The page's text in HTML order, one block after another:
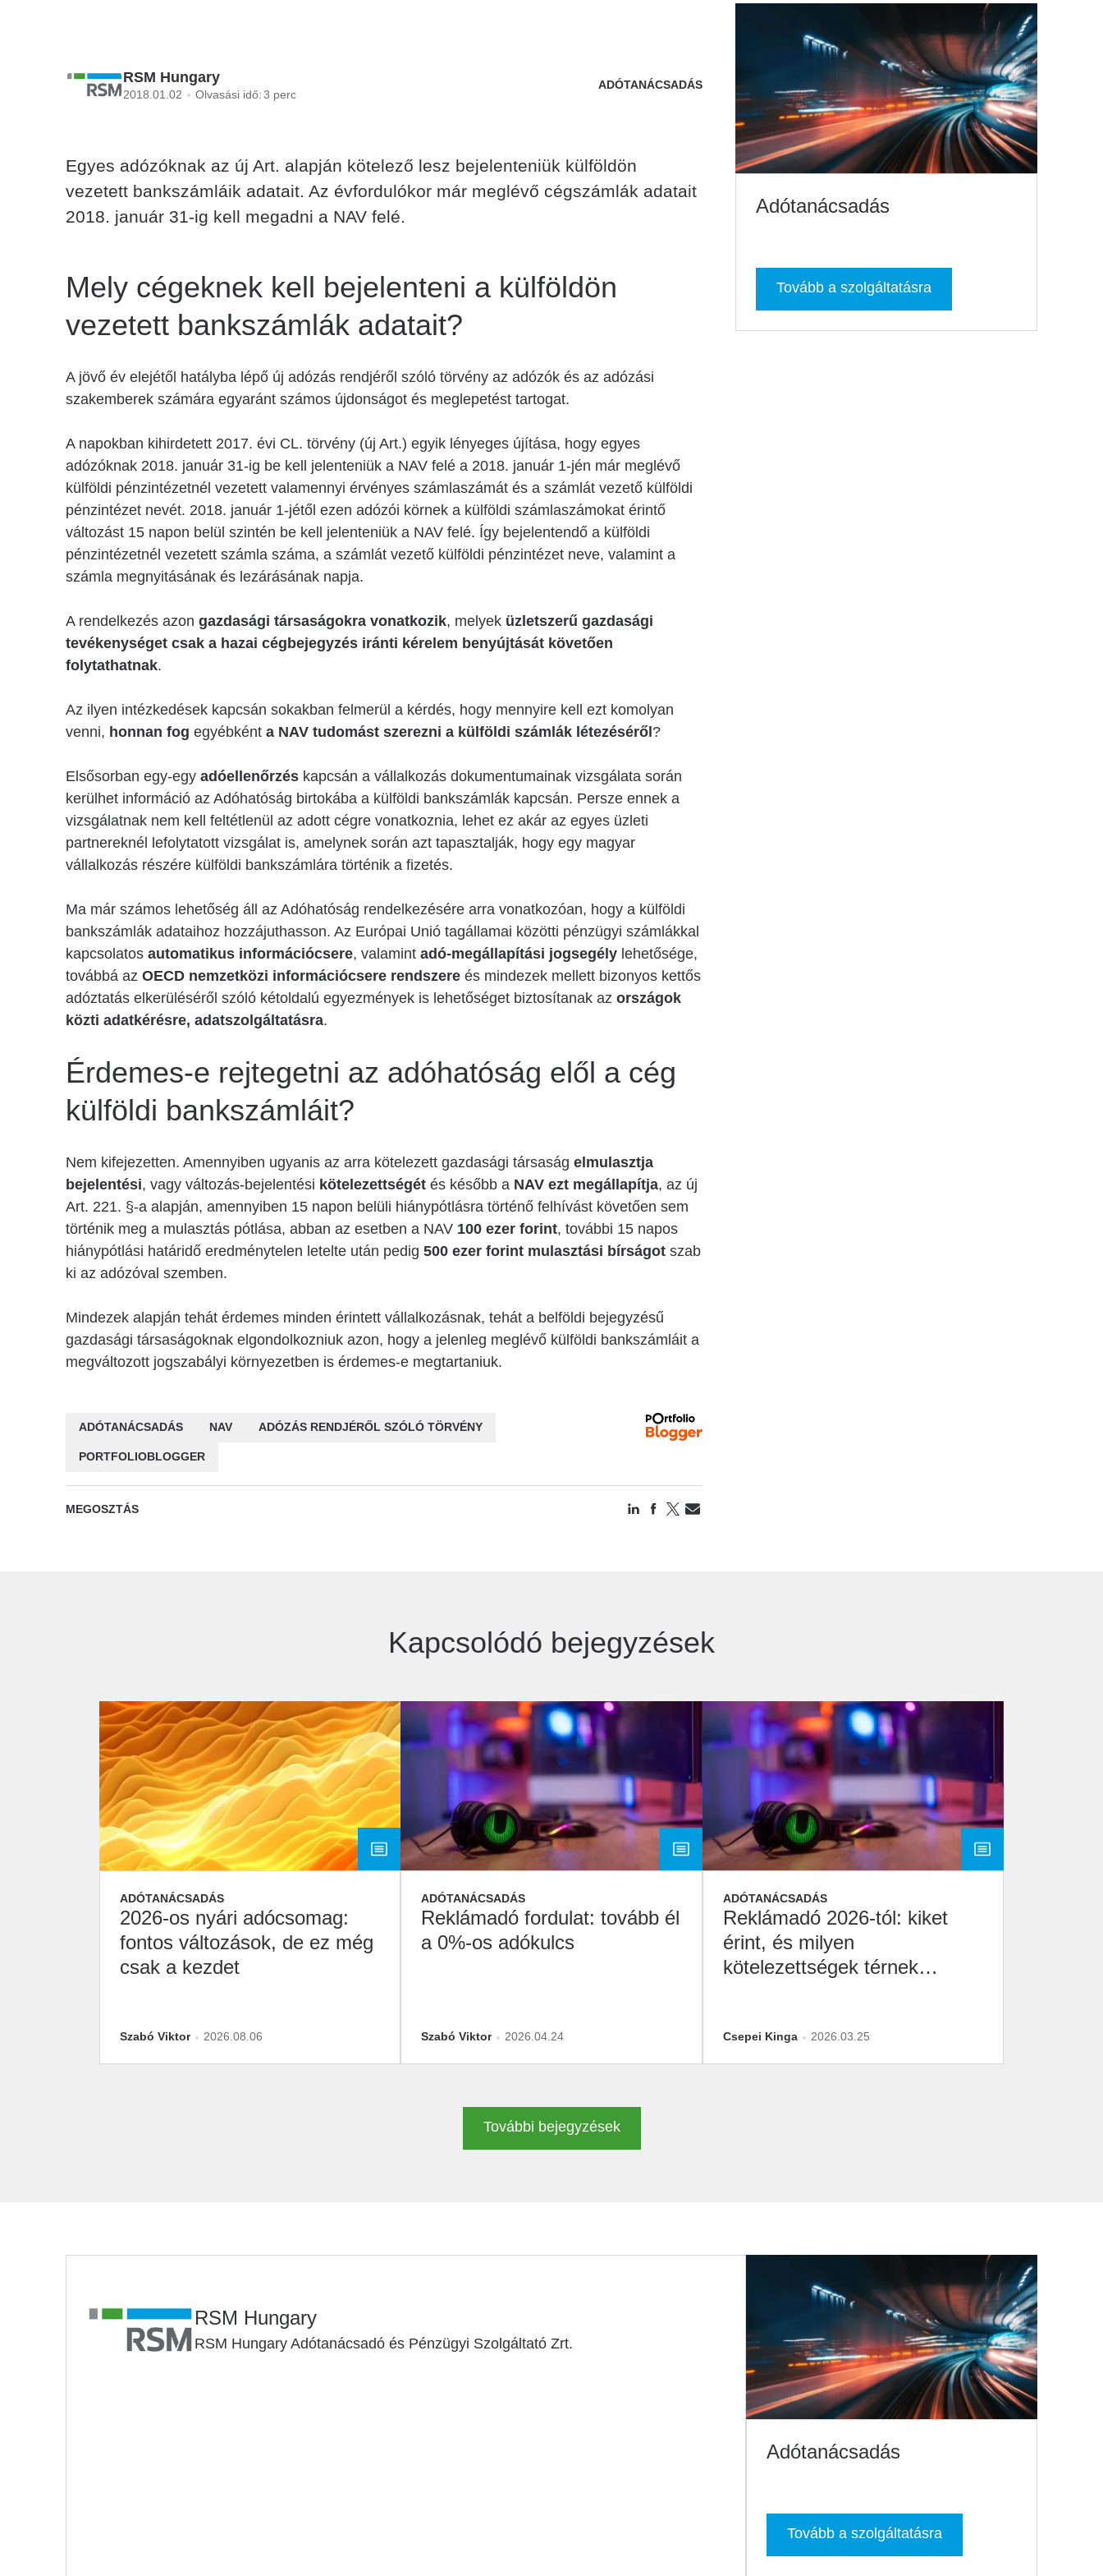
RSM Hungary
2018.01.02 Olvasási idő:3 perc
ADÓTANÁCSADÁS
Egyes adózóknak az új Art. alapján kötelező lesz bejelenteniük külföldön
vezetett bankszámláik adatait. Az évfordulókor már meglévő cégszámlák adatait
2018. január 31-ig kell megadni a NAV felé.
Mely cégeknek kell bejelenteni a külföldön
vezetett bankszámlák adatait?
A jövő év elejétől hatályba lépő új adózás rendjéről szóló törvény az adózók és az adózási
szakemberek számára egyaránt számos újdonságot és meglepetést tartogat.
A napokban kihirdetett 2017. évi CL. törvény (új Art.) egyik lényeges újítása, hogy egyes
adózóknak 2018. január 31-ig be kell jelenteniük a NAV felé a 2018. január 1-jén már meglévő
külföldi pénzintézetnél vezetett valamennyi érvényes számlaszámát és a számlát vezető külföldi
pénzintézet nevét. 2018. január 1-jétől ezen adózói körnek a külföldi számlaszámokat érintő
változást 15 napon belül szintén be kell jelenteniük a NAV felé. Így bejelentendő a külföldi
pénzintézetnél vezetett számla száma, a számlát vezető külföldi pénzintézet neve, valamint a
számla megnyitásának és lezárásának napja.
A rendelkezés azon gazdasági társaságokra vonatkozik, melyek üzletszerű gazdasági
tevékenységet csak a hazai cégbejegyzés iránti kérelem benyújtását követően
folytathatnak.
Az ilyen intézkedések kapcsán sokakban felmerül a kérdés, hogy mennyire kell ezt komolyan
venni, honnan fog egyébként a NAV tudomást szerezni a külföldi számlák létezéséről ?
Elsősorban egy-egy adóellenőrzés kapcsán a vállalkozás dokumentumainak vizsgálata során
kerülhet információ az Adóhatóság birtokába a külföldi bankszámlák kapcsán. Persze ennek a
vizsgálatnak nem kell feltétlenül az adott cégre vonatkoznia, lehet ez akár az egyes üzleti
partnereknél lefolytatott vizsgálat is, amelynek során azt tapasztalják, hogy egy magyar
vállalkozás részére külföldi bankszámlára történik a fizetés.
Ma már számos lehetőség áll az Adóhatóság rendelkezésére arra vonatkozóan, hogy a külföldi
bankszámlák adataihoz hozzájuthasson. Az Európai Unió tagállamai közötti pénzügyi számlákkal
kapcsolatos automatikus információcsere, valamint adó-megállapítási jogsegély lehetősége,
továbbá az OECD nemzetközi információcsere rendszere és mindezek mellett bizonyos kettős
adóztatás elkerüléséről szóló kétoldalú egyezmények is lehetőséget biztosítanak az országok
közti adatkérésre, adatszolgáltatásra.
Érdemes-e rejtegetni az adóhatóság elől a cég
külföldi bankszámláit?
Nem kifejezetten. Amennyiben ugyanis az arra kötelezett gazdasági társaság elmulasztja
bejelentési, vagy változás-bejelentési kötelezettségét és később a NAV ezt megállapítja, az új
Art. 221. §-a alapján, amennyiben 15 napon belüli hiánypótlásra történő felhívást követően sem
történik meg a mulasztás pótlása, abban az esetben a NAV 100 ezer forint, további 15 napos
hiánypótlási határidő eredménytelen letelte után pedig 500 ezer forint mulasztási bírságot szab
ki az adózóval szemben.
Mindezek alapján tehát érdemes minden érintett vállalkozásnak, tehát a belföldi bejegyzésű
gazdasági társaságoknak elgondolkozniuk azon, hogy a jelenleg meglévő külföldi bankszámláit a
megváltozott jogszabályi környezetben is érdemes-e megtartaniuk.
ADÓTANÁCSADÁS NAV ADÓZÁS RENDJÉRŐL SZÓLÓ TÖRVÉNY
PORTFOLIOBLOGGER
MEGOSZTÁS
Adótanácsadás
Tovább a szolgáltatásra
Kapcsolódó bejegyzések
ADÓTANÁCSADÁS
2026-os nyári adócsomag:
fontos változások, de ez még
csak a kezdet
Szabó Viktor 2026.08.06
ADÓTANÁCSADÁS
Reklámadó fordulat: tovább él
a 0%-os adókulcs
Szabó Viktor 2026.04.24
ADÓTANÁCSADÁS
Reklámadó 2026-tól: kiket
érint, és milyen
kötelezettségek térnek
Csepei Kinga 2026.03.25
További bejegyzések
Adótanácsadás
Tovább a szolgáltatásra
RSM Hungary
RSM Hungary Adótanácsadó és Pénzügyi Szolgáltató Zrt.